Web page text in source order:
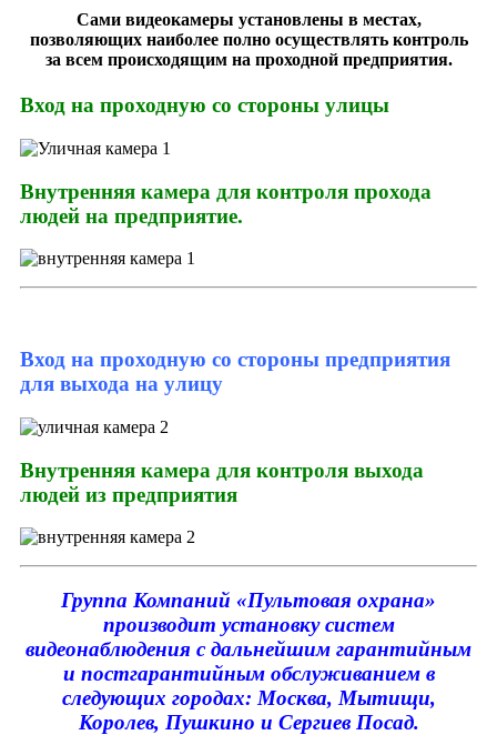
Сами видеокамеры установлены в местах,
позволяющих наиболее полно осуществлять контроль
за всем происходящим на проходной предприятия.
Вход на проходную со стороны улицы
Внутренняя камера для контроля прохода
людей на предприятие.
Вход на проходную со стороны предприятия
для выхода на улицу
Внутренняя камера для контроля выхода
людей из предприятия
Группа Компаний «Пультовая охрана»
производит установку систем
видеонаблюдения с дальнейшим гарантийным
и постгарантийным обслуживанием в
следующих городах: Москва, Мытищи,
Королев, Пушкино и Сергиев Посад.